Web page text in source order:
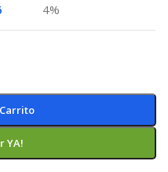
4%
YA!